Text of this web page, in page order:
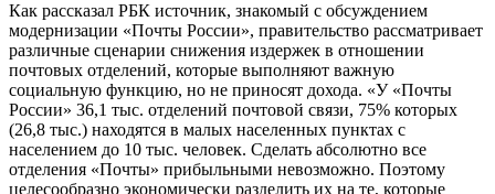
Как рассказал РБК источник, знакомый с обсуждением
модернизации «Почты России», правительство рассматривает
различные сценарии снижения издержек в отношении
почтовых отделений, которые выполняют важную
социальную функцию, но не приносят дохода. «У «Почты
России» 36,1 тыс. отделений почтовой связи, 75% которых
(26,8 тыс.) находятся в малых населенных пунктах с
населением до 10 тыс. человек. Сделать абсолютно все
отделения «Почты» прибыльными невозможно. Поэтому
целесообразно экономически разделить их на те, которые